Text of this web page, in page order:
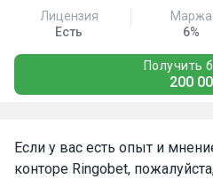
Получить
200
Лицензия
Есть
Маржа
6%
Если у вас есть опыт и
конторе Ringobet,